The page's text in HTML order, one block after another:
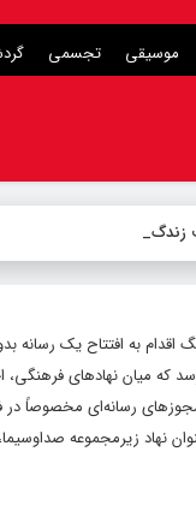
موسیقی تجسمی
زندگی
اقدام به افتتاح یک
که میان نهادهای فرهنگی،
مجوزهای رسانه‌ای مخصوصاً
نهاد زیرمجموعه